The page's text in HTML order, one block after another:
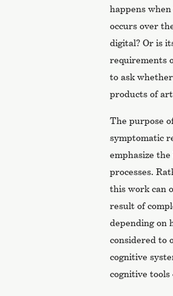
happens
occurs over
digital? Or is
requirements
to ask whether
products of
The purpose
symptomatic
emphasize
processes.
this work can
result of
depending on
considered to
cognitive
cognitive